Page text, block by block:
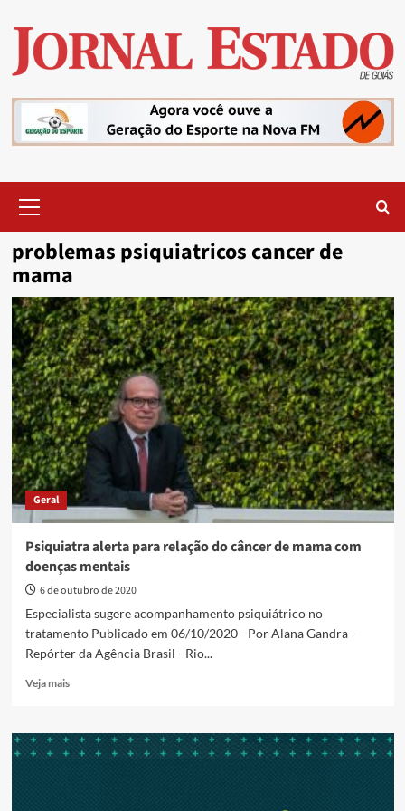
content
Menu
problemas psiquiatricos cancer de
mama
Geral
Psiquiatra alerta para relação do câncer de mama com
doenças mentais
6 de outubro de 2020
Especialista sugere acompanhamento psiquiátrico no
tratamento Publicado em 06/10/2020 - Por Alana Gandra -
Repórter da Agência Brasil - Rio...
Veja maisRead
Psiquiatra
alerta